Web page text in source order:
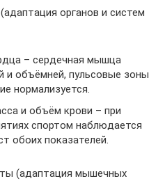
органов и систем
– сердечная мышца
и объёмней, пульсовые зоны
нормализуется.
и объём крови – при
спортом наблюдается
обоих показателей.
(адаптация мышечных